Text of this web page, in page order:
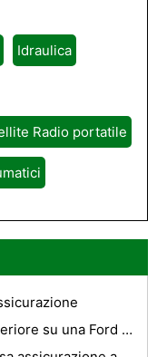
Idraulica
Radio portatile
Come rimuovere un rotore posteriore su una Ford F -150